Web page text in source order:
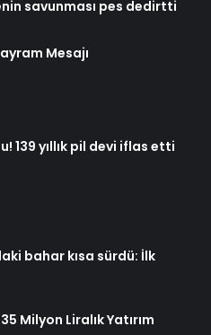
savunması pes dedirtti
Mesajı
139 yıllık pil devi iflas etti
bahar kısa sürdü: İlk
Milyon Liralık Yatırım